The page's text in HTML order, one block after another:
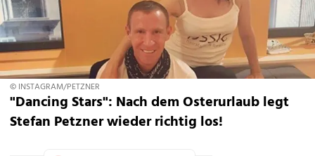
© INSTAGRAM/PETZNER
"Dancing Stars": Nach dem Osterurlaub legt
Stefan Petzner wieder richtig los!